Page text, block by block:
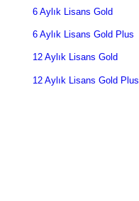
6 Aylık Lisans Gold
6 Aylık Lisans Gold Plus
12 Aylık Lisans Gold
12 Aylık Lisans Gold Plus